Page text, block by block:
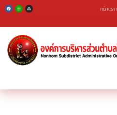
Skip
to
content
หน้าแรก